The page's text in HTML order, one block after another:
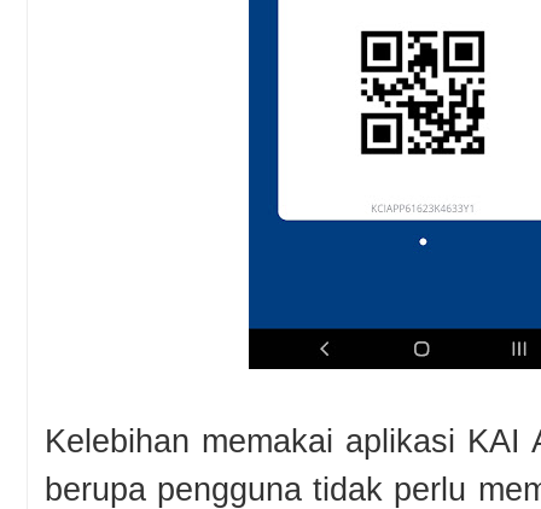
Kelebihan memakai aplikasi KAI
berupa pengguna tidak perlu